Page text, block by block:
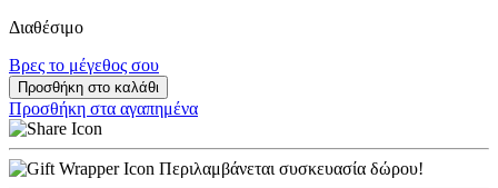
Διαθέσιμο
Βρες το μέγεθος σου
Προσθήκη στο καλάθι
Προσθήκη στα αγαπημένα
Περιλαμβάνεται συσκευασία δώρου!